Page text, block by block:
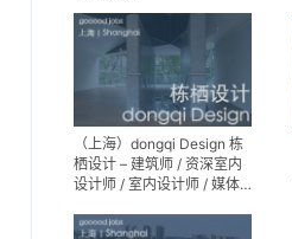
（上海）dongqi Design 栋
栖设计 – 建筑师 / 资深室内
设计师 / 室内设计师 / 媒体
生（常年招聘）